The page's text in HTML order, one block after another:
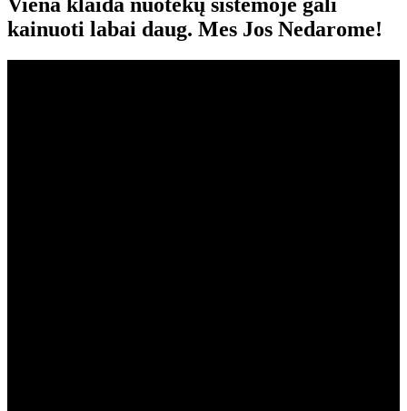
kainuoti labai daug. Mes Jos Nedarome!